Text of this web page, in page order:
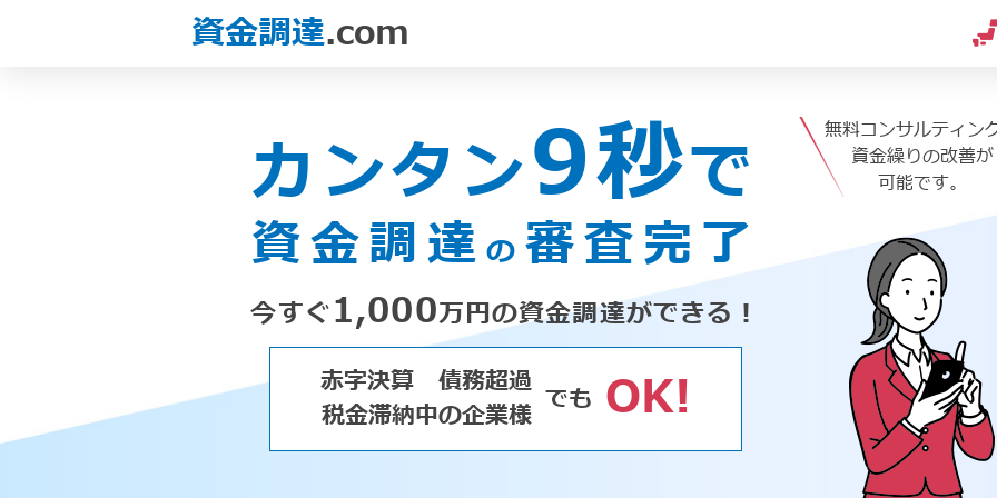
資金調達.com
カンタン9秒で
資金調達の 審査完了
今すぐ1,000万円の資金調達ができる！
赤字決算
債務超過
税金滞納中の企業様 でも OK!
無料コンサルティン
資金繰りの改善が
可能です。